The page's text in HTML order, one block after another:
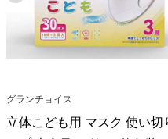
グランチョイス
立体こども用 マスク 使い切